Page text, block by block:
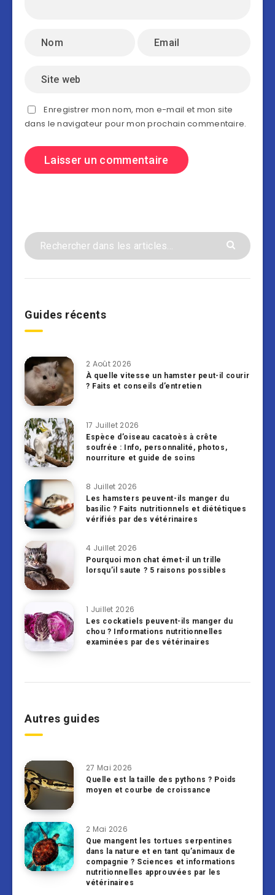
Enregistrer mon nom, mon e-mail et mon site
dans le navigateur pour mon prochain commentaire.
Guides récents
2 Août 2026
À quelle vitesse un hamster peut-il courir
? Faits et conseils d’entretien
17 Juillet 2026
Espèce d’oiseau cacatoès à crête
soufrée : Info, personnalité, photos,
nourriture et guide de soins
8 Juillet 2026
Les hamsters peuvent-ils manger du
basilic ? Faits nutritionnels et diététiques
vérifiés par des vétérinaires
4 Juillet 2026
Pourquoi mon chat émet-il un trille
lorsqu’il saute ? 5 raisons possibles
1 Juillet 2026
Les cockatiels peuvent-ils manger du
chou ? Informations nutritionnelles
examinées par des vétérinaires
Autres guides
27 Mai 2026
Quelle est la taille des pythons ? Poids
moyen et courbe de croissance
2 Mai 2026
Que mangent les tortues serpentines
dans la nature et en tant qu’animaux de
compagnie ? Sciences et informations
nutritionnelles approuvées par les
vétérinaires